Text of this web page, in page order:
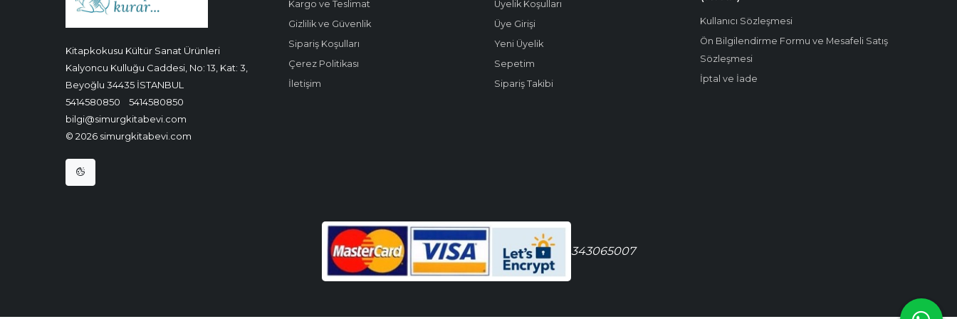
Kitapkokusu Kültür Sanat Ürünleri
Kalyoncu Kulluğu Caddesi, No: 13, Kat: 3,
Beyoğlu 34435 İSTANBUL
5414580850
5414580850
bilgi@simurgkitabevi.com
© 2026 simurgkitabevi.com
Kargo ve Teslimat
Gizlilik ve Güvenlik
Sipariş Koşulları
Çerez Politikası
İletişim
Üyelik Koşulları
Üye Girişi
Yeni Üyelik
Sepetim
Sipariş Takibi
Kullanıcı Sözleşmesi
Ön Bilgilendirme Formu ve Mesafeli Satış
Sözleşmesi
İptal ve İade
343065007